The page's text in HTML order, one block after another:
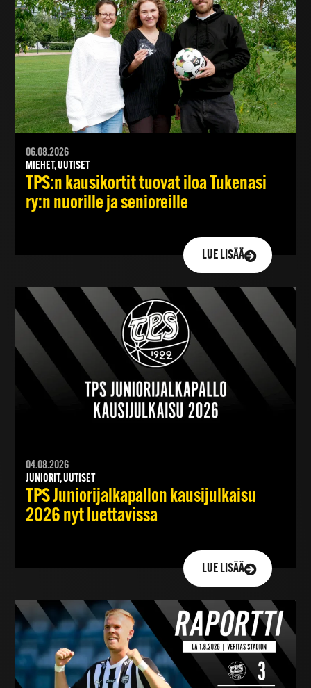
06.08.2026
MIEHET, UUTISET
TPS:n kausikortit tuovat iloa Tukenasi
ry:n nuorille ja senioreille
LUE LISÄÄ
04.08.2026
JUNIORIT, UUTISET
TPS Juniorijalkapallon kausijulkaisu
2026 nyt luettavissa
LUE LISÄÄ